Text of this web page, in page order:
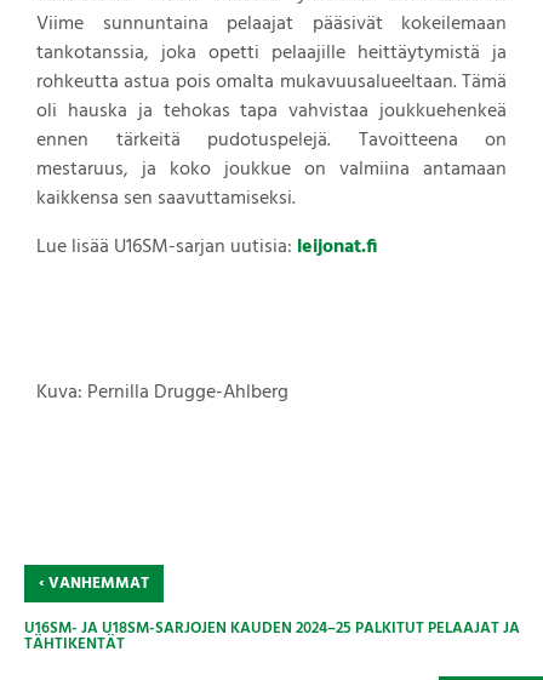
Viime sunnuntaina pelaajat pääsivät kokeilemaan
tankotanssia, joka opetti pelaajille heittäytymistä ja
rohkeutta astua pois omalta mukavuusalueeltaan. Tämä
oli hauska ja tehokas tapa vahvistaa joukkuehenkeä
ennen tärkeitä pudotuspelejä. Tavoitteena on
mestaruus, ja koko joukkue on valmiina antamaan
kaikkensa sen saavuttamiseksi.
Lue lisää U16SM-sarjan uutisia: leijonat.fi
Kuva: Pernilla Drugge-Ahlberg
‹VANHEMMAT
U16SM- JA U18SM-SARJOJEN KAUDEN 2024–25 PALKITUT PELAAJAT JA
TÄHTIKENTÄT